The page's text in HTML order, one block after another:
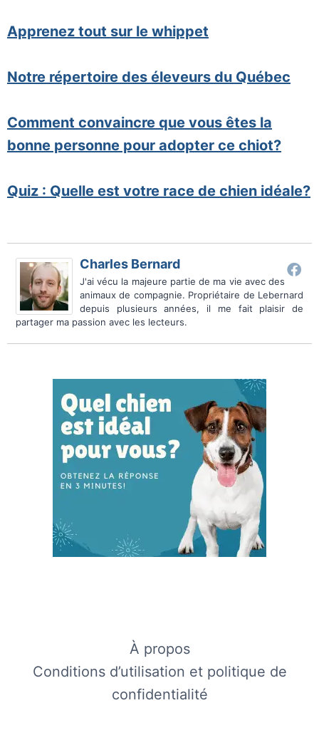
Apprenez tout sur le whippet
Notre répertoire des éleveurs du Québec
Comment convaincre que vous êtes la
bonne personne pour adopter ce chiot?
Quiz : Quelle est votre race de chien idéale?
Charles Bernard
J'ai vécu la majeure partie de ma vie avec des
animaux de compagnie. Propriétaire de Lebernard
depuis plusieurs années, il me fait plaisir de
partager ma passion avec les lecteurs.
À propos
Conditions d’utilisation et politique de
confidentialité